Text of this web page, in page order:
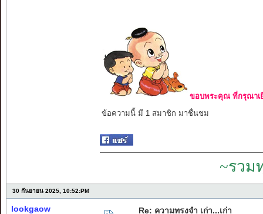
ขอบพระคุณ ที่กรุณาเ
ข้อความนี้ มี 1 สมาชิก มาชื่นชม
~รวม
30 กันยายน 2025, 10:52:PM
lookgaow Re: ความทรงจำ เก่า...เก่า